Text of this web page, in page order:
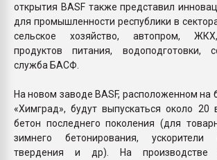
открытия BASF также представил
для промышленности республики в
сельское хозяйство, автопром,
продуктов питания, водоподготовки,
служба БАСФ.
На новом заводе BASF, расположенном на
«Химград», будут выпускаться около 20
бетон последнего поколения (для
зимнего бетонирования,
твердения и др). На производстве